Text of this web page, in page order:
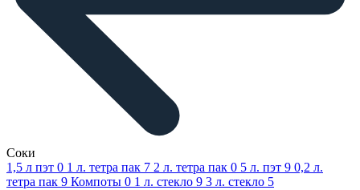
Соки
1,5 л пэт 0 1 л. тетра пак 7 2 л. тетра пак 0 5 л. пэт 9 0,2 л.
тетра пак 9 Компоты 0 1 л. стекло 9 3 л. стекло 5